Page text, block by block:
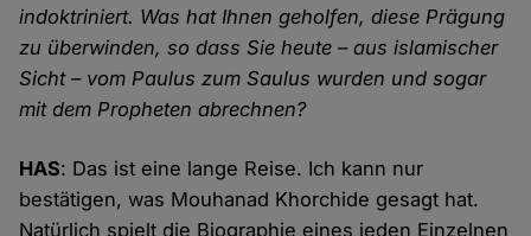
indoktriniert. Was hat Ihnen geholfen, diese Prägung
zu überwinden, so dass Sie heute – aus islamischer
Sicht – vom Paulus zum Saulus wurden und sogar
mit dem Propheten abrechnen?
HAS: Das ist eine lange Reise. Ich kann nur
bestätigen, was Mouhanad Khorchide gesagt hat.
Natürlich spielt die Biographie eines jeden Einzelnen